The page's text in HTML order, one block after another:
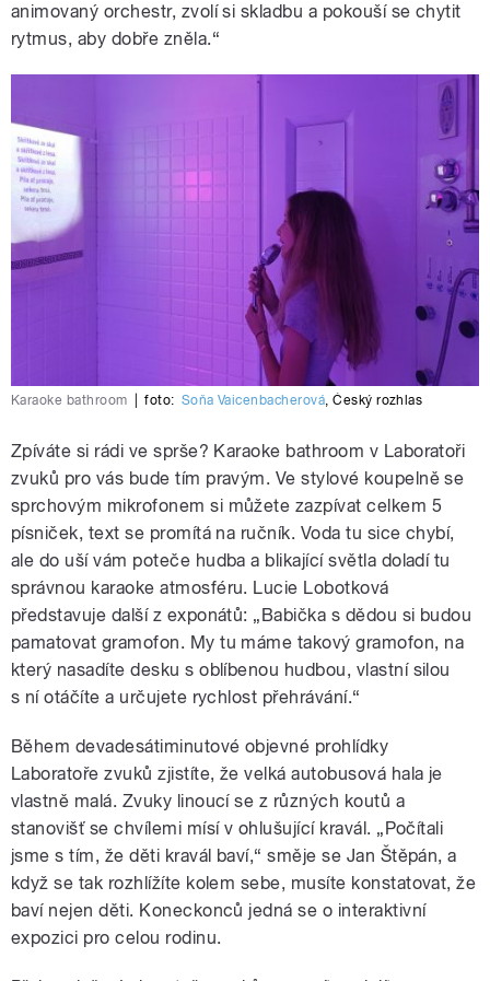
animovaný orchestr, zvolí si skladbu a pokouší se chytit
rytmus, aby dobře zněla.“
Karaoke bathroom foto: Soňa Vaicenbacherová,Český rozhlas
Zpíváte si rádi ve sprše? Karaoke bathroom v Laboratoři
zvuků pro vás bude tím pravým. Ve stylové koupelně se
sprchovým mikrofonem si můžete zazpívat celkem 5
písniček, text se promítá na ručník. Voda tu sice chybí,
ale do uší vám poteče hudba a blikající světla doladí tu
správnou karaoke atmosféru. Lucie Lobotková
představuje další z exponátů: „Babička s dědou si budou
pamatovat gramofon. My tu máme takový gramofon, na
který nasadíte desku s oblíbenou hudbou, vlastní silou
s ní otáčíte a určujete rychlost přehrávání.“
Během devadesátiminutové objevné prohlídky
Laboratoře zvuků zjistíte, že velká autobusová hala je
vlastně malá. Zvuky linoucí se z různých koutů a
stanovišť se chvílemi mísí v ohlušující kravál. „Počítali
jsme s tím, že děti kravál baví,“ směje se Jan Štěpán, a
když se tak rozhlížíte kolem sebe, musíte konstatovat, že
baví nejen děti. Koneckonců jedná se o interaktivní
expozici pro celou rodinu.